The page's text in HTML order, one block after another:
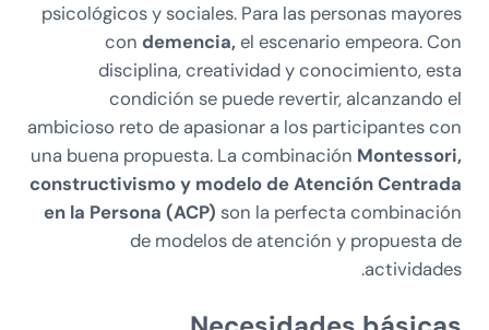
psicológicos y sociales. Para las personas mayores
con demencia,el escenario empeora. Con
disciplina, creatividad y conocimiento, esta
condición se puede revertir, alcanzando el
ambicioso reto de apasionar a los participantes con
una buena propuesta. La combinación Montessori,
constructivismo y modelo deAtención Centrada
en la Persona (ACP) son la perfecta combinación
de modelos de atención y propuesta de
actividades.